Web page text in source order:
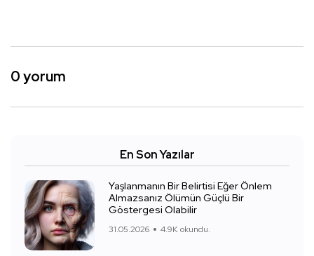
0 yorum
En Son Yazılar
Yaşlanmanın Bir Belirtisi Eğer Önlem
Almazsanız Ölümün Güçlü Bir
Göstergesi Olabilir
31.05.2026 4.9K okundu.